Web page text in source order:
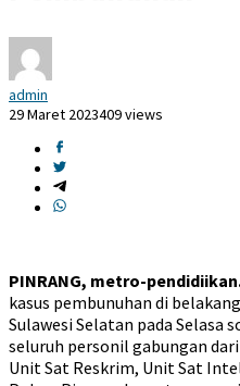
admin
29 Maret 2023409 views
PINRANG, metro-
kasus pembunuhan di
Sulawesi Selatan pada Selasa
seluruh personil gabungan
Unit Sat Reskrim, Unit Sat